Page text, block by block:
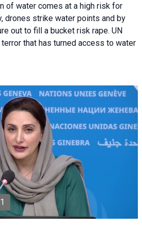
of water comes at a high risk for
drones strike water points and by
out to fill a bucket risk rape. UN
that has turned access to water
1